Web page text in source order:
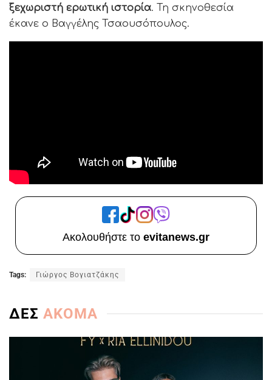
ξεχωριστή ερωτική ιστορία. Τη σκηνοθεσία
έκανε ο Βαγγέλης Τσαουσόπουλος.
Ακολουθήστε το evitanews.gr
Tags: Γιώργος Βογιατζάκης
ΔΕΣ ΑΚΟΜΑ